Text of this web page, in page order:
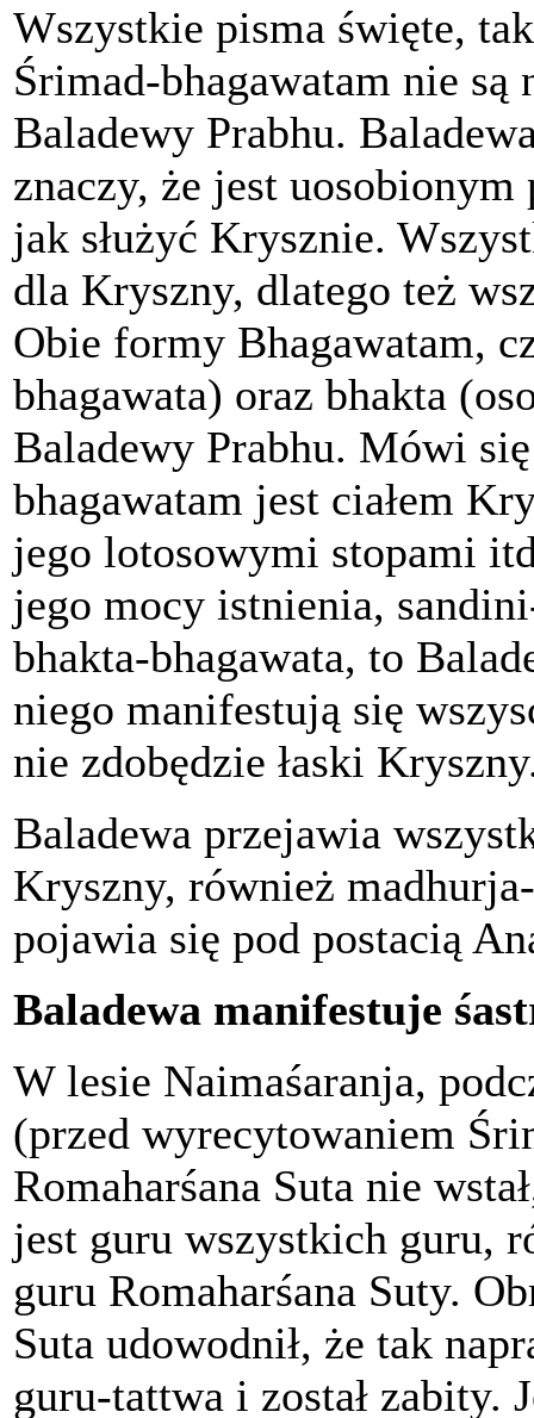
Wszystkie pisma święte,
Śrimad-bhagawatam nie
Baladewy Prabhu.
znaczy, że jest
jak służyć Krysznie.
dla Kryszny, dlatego też
Obie formy Bhagawatam,
bhagawata) oraz bhakta
Baladewy Prabhu. Mówi
bhagawatam jest ciałem
jego lotosowymi stopami
jego mocy istnienia,
bhakta-bhagawata, to
niego manifestują się
nie zdobędzie łaski
Baladewa przejawia
Kryszny, również
pojawia się pod postacią
Baladewa manifestuje
W lesie Naimaśaranja,
(przed wyrecytowaniem
Romaharśana Suta nie
jest guru wszystkich guru,
guru Romaharśana Suty.
Suta udowodnił, że tak
guru-tattwa i został zabity.